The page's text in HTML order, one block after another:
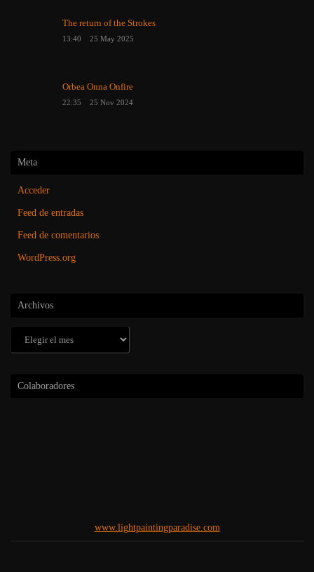
The return of the Strokes
13:40 25 May 2025
Orbea Onna Onfire
22:35 25 Nov 2024
Meta
Acceder
Feed de entradas
Feed de comentarios
WordPress.org
Archivos
Colaboradores
www.lightpaintingparadise.com